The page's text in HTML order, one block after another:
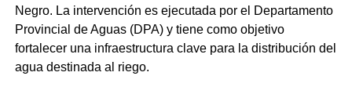
Negro. La intervención es ejecutada por el Departamento
Provincial de Aguas (DPA) y tiene como objetivo
fortalecer una infraestructura clave para la distribución del
agua destinada al riego.